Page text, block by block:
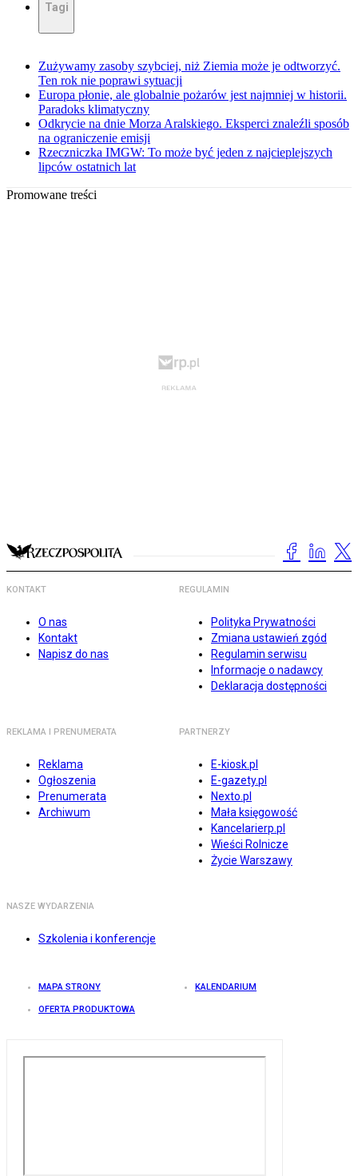
Tagi
Zużywamy zasoby szybciej, niż Ziemia może je odtworzyć.
Ten rok nie poprawi sytuacji
Europa płonie, ale globalnie pożarów jest najmniej w historii.
Paradoks klimatyczny
Odkrycie na dnie Morza Aralskiego. Eksperci znaleźli sposób
na ograniczenie emisji
Rzeczniczka IMGW: To może być jeden z najcieplejszych
lipców ostatnich lat
Promowane treści
KONTAKT
O nas
Kontakt
Napisz do nas
REGULAMIN
Polityka Prywatności
Zmiana ustawień zgód
Regulamin serwisu
Informacje o nadawcy
Deklaracja dostępności
REKLAMA I PRENUMERATA
Reklama
Ogłoszenia
Prenumerata
Archiwum
PARTNERZY
E-kiosk.pl
E-gazety.pl
Nexto.pl
Mała księgowość
Kancelarierp.pl
Wieści Rolnicze
Życie Warszawy
NASZE WYDARZENIA
Szkolenia i konferencje
MAPA STRONY KALENDARIUM
OFERTA PRODUKTOWA